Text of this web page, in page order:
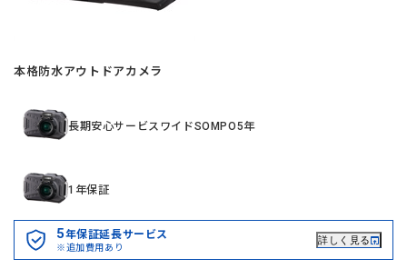
本格防水アウトドアカメラ
長期安心サービスワイドSOMPO5年
1年保証
5年保証延長サービス
※追加費用あり
詳しく見る